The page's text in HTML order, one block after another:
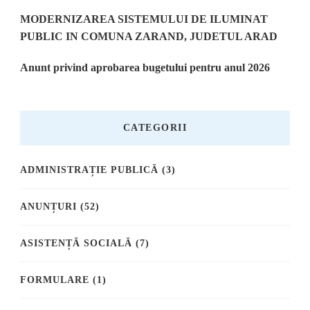
MODERNIZAREA SISTEMULUI DE ILUMINAT
PUBLIC IN COMUNA ZARAND, JUDETUL ARAD
Anunt privind aprobarea bugetului pentru anul 2026
CATEGORII
ADMINISTRAȚIE PUBLICĂ (3)
ANUNȚURI (52)
ASISTENȚĂ SOCIALĂ (7)
FORMULARE (1)